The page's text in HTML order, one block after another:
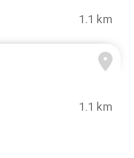
1.1 km
1.1 km